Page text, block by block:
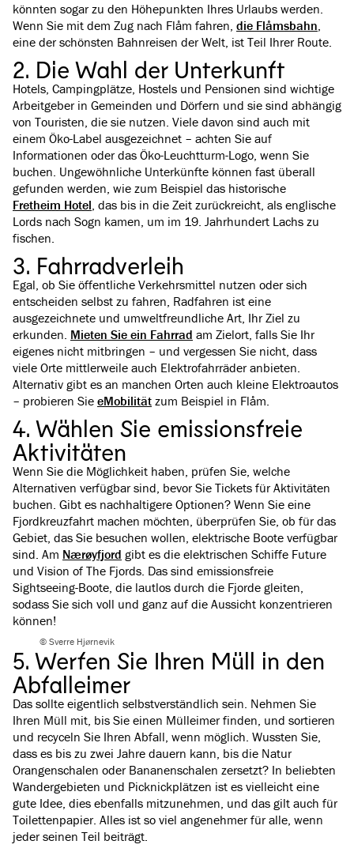
könnten sogar zu den Höhepunkten Ihres Urlaubs werden.
Wenn Sie mit dem Zug nach Flåm fahren, die Flåmsbahn,
eine der schönsten Bahnreisen der Welt, ist Teil Ihrer Route.
2. Die Wahl der Unterkunft
Hotels, Campingplätze, Hostels und Pensionen sind wichtige
Arbeitgeber in Gemeinden und Dörfern und sie sind abhängig
von Touristen, die sie nutzen. Viele davon sind auch mit
einem Öko-Label ausgezeichnet – achten Sie auf
Informationen oder das Öko-Leuchtturm-Logo, wenn Sie
buchen. Ungewöhnliche Unterkünfte können fast überall
gefunden werden, wie zum Beispiel das historische
Fretheim Hotel, das bis in die Zeit zurückreicht, als englische
Lords nach Sogn kamen, um im 19. Jahrhundert Lachs zu
fischen.
3. Fahrradverleih
Egal, ob Sie öffentliche Verkehrsmittel nutzen oder sich
entscheiden selbst zu fahren, Radfahren ist eine
ausgezeichnete und umweltfreundliche Art, Ihr Ziel zu
erkunden. Mieten Sie ein Fahrrad am Zielort, falls Sie Ihr
eigenes nicht mitbringen – und vergessen Sie nicht, dass
viele Orte mittlerweile auch Elektrofahrräder anbieten.
Alternativ gibt es an manchen Orten auch kleine Elektroautos
– probieren Sie eMobilität zum Beispiel in Flåm.
4. Wählen Sie emissionsfreie
Aktivitäten
Wenn Sie die Möglichkeit haben, prüfen Sie, welche
Alternativen verfügbar sind, bevor Sie Tickets für Aktivitäten
buchen. Gibt es nachhaltigere Optionen? Wenn Sie eine
Fjordkreuzfahrt machen möchten, überprüfen Sie, ob für das
Gebiet, das Sie besuchen wollen, elektrische Boote verfügbar
sind. Am Nærøyfjord gibt es die elektrischen Schiffe Future
und Vision of The Fjords. Das sind emissionsfreie
Sightseeing-Boote, die lautlos durch die Fjorde gleiten,
sodass Sie sich voll und ganz auf die Aussicht konzentrieren
können!
© Sverre Hjørnevik
5. Werfen Sie Ihren Müll in den
Abfalleimer
Das sollte eigentlich selbstverständlich sein. Nehmen Sie
Ihren Müll mit, bis Sie einen Mülleimer finden, und sortieren
und recyceln Sie Ihren Abfall, wenn möglich. Wussten Sie,
dass es bis zu zwei Jahre dauern kann, bis die Natur
Orangenschalen oder Bananenschalen zersetzt? In beliebten
Wandergebieten und Picknickplätzen ist es vielleicht eine
gute Idee, dies ebenfalls mitzunehmen, und das gilt auch für
Toilettenpapier. Alles ist so viel angenehmer für alle, wenn
jeder seinen Teil beiträgt.